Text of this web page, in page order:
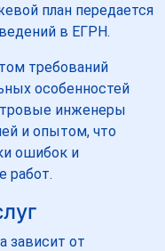
план передается
в ЕГРН.
требований
особенностей
инженеры
и опытом, что
ошибок и
работ.
зависит от